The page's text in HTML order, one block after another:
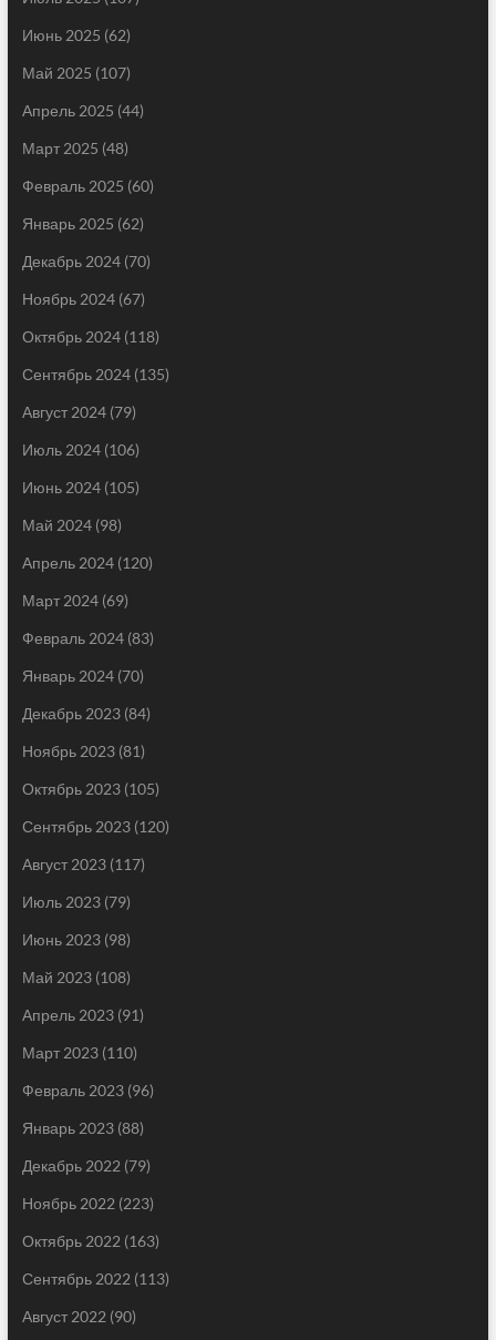
Июнь 2025 (62)
Май 2025 (107)
Апрель 2025 (44)
Март 2025 (48)
Февраль 2025 (60)
Январь 2025 (62)
Декабрь 2024(70)
Ноябрь 2024(67)
Октябрь 2024(118)
Сентябрь 2024(135)
Август 2024(79)
Июль 2024(106)
Июнь 2024(105)
Май 2024(98)
Апрель 2024(120)
Март 2024(69)
Февраль 2024(83)
Январь 2024(70)
Декабрь 2023(84)
Ноябрь 2023(81)
Октябрь 2023(105)
Сентябрь 2023(120)
Август 2023(117)
Июль 2023(79)
Июнь 2023(98)
Май 2023(108)
Апрель 2023(91)
Март 2023(110)
Февраль 2023(96)
Январь 2023(88)
Декабрь 2022 (79)
Ноябрь 2022 (223)
Октябрь 2022 (163)
Сентябрь 2022 (113)
Август 2022 (90)